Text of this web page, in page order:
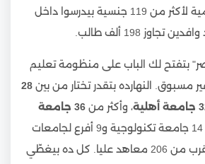
لكنها كمان بوابة رسمية لأكثر من 119 جنسية بيدرسوا داخل
198 ألف طالب.
بتفتح لك الباب على منظومة تعليم
النهارده بتقدر تختار من بين 28
أهلية ، وأكثر من
36 جامعة
، بالإضافة إلى 14 جامعة تكنولوجية و9 أفرع لجامعات
أجنبية عالمية، وما يقرب من 206 معاهد عليا. كل ده بيغطّي